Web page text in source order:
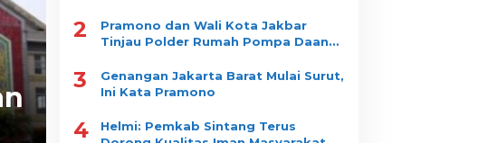
2
Pramono dan Wali Kota Jakbar
Tinjau Polder Rumah Pompa Daan
3
Genangan Jakarta Barat Mulai Surut,
Ini Kata Pramono
4
Helmi: Pemkab Sintang Terus